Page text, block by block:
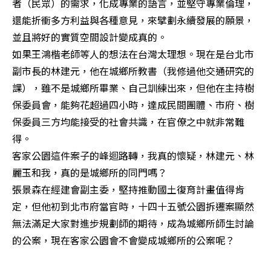
者（民眾）的需求，化成專業的語言，並堅守專業倫理，
還能折衝多方利益與各種意見，來擘劃永續發展的願景，
並且將好的實質空間設計變成真的。
如果王鴻楷老師等人的想法在台灣太理想。現在是台北市
副市長的林建元，他在城鄉所教書（我修過他交通研究的
課），雖不是城鄉所畢業、自己訓練出來，但他在主持樹
保委員會，能夠花超過四小時，達成民間團體、市府、樹
保委員三方均能接受的社會共識，在官僚之中就非常難
得。
客家公園這件案子的峰迴路轉，我真的懷疑，林建元、林
麗玉和我，真的是城鄉所的同門嗎？
張景森在經建會副主委，堅持推動國土復育計畫值得肯
定，但他初到北市府當官時，十四十五號公園拆遷案顯然
無法滿足大家對進步規劃師的期待，成為城鄉所師生討論
的公案，現在客家公園會不會變成城鄉所的公案呢？